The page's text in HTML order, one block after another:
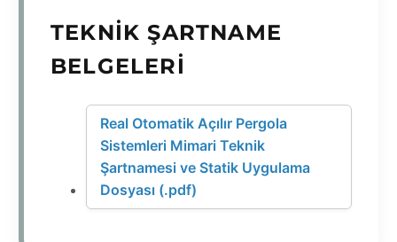
TEKNIK ŞARTNAME
BELGELERI
Real Otomatik Açılır Pergola
Sistemleri Mimari Teknik
Şartnamesi ve Statik Uygulama
Dosyası (.pdf)